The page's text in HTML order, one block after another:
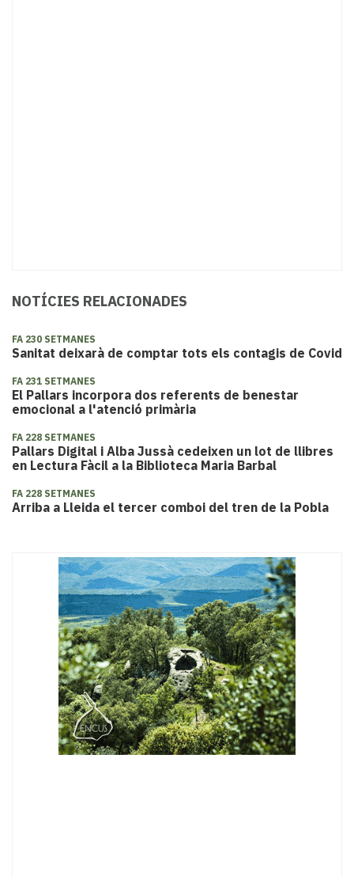
NOTÍCIES RELACIONADES
FA 230 SETMANES
Sanitat deixarà de comptar tots els contagis de Covid
FA 231 SETMANES
El Pallars incorpora dos referents de benestar
emocional a l'atenció primària
FA 228 SETMANES
Pallars Digital i Alba Jussà cedeixen un lot de llibres
en Lectura Fàcil a la Biblioteca Maria Barbal
FA 228 SETMANES
Arriba a Lleida el tercer comboi del tren de la Pobla